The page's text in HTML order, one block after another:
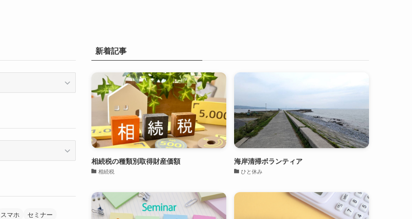
スマホ セミナー
新着記事
相続税の種類別取得財産価額
相続税
海岸清掃ボランティア
ひと休み